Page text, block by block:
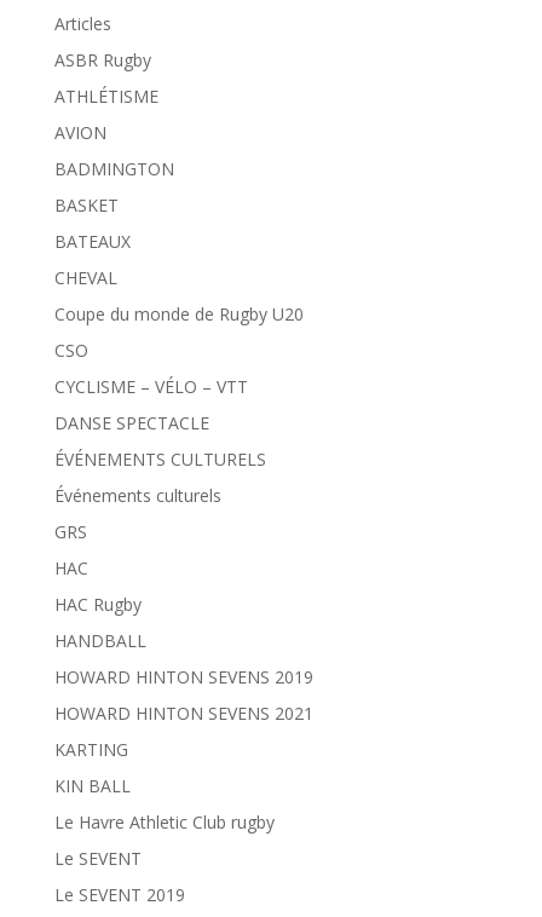
Articles
ASBR Rugby
ATHLÉTISME
AVION
BADMINGTON
BASKET
BATEAUX
CHEVAL
Coupe du monde de Rugby U20
CSO
CYCLISME – VÉLO – VTT
DANSE SPECTACLE
ÉVÉNEMENTS CULTURELS
Événements culturels
GRS
HAC
HAC Rugby
HANDBALL
HOWARD HINTON SEVENS 2019
HOWARD HINTON SEVENS 2021
KARTING
KIN BALL
Le Havre Athletic Club rugby
Le SEVENT
Le SEVENT 2019